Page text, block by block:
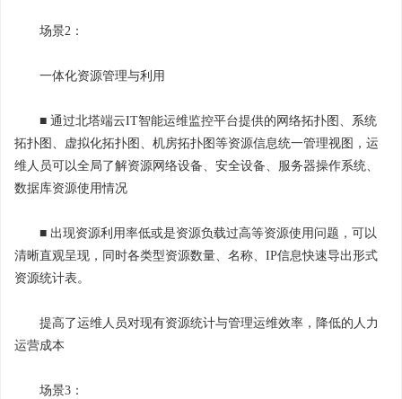
场景2：
一体化资源管理与利用
■ 通过北塔端云IT智能运维监控平台提供的网络拓扑图、系统
拓扑图、虚拟化拓扑图、机房拓扑图等资源信息统一管理视图，运
维人员可以全局了解资源网络设备、安全设备、服务器操作系统、
数据库资源使用情况
■ 出现资源利用率低或是资源负载过高等资源使用问题，可以
清晰直观呈现，同时各类型资源数量、名称、IP信息快速导出形式
资源统计表。
提高了运维人员对现有资源统计与管理运维效率，降低的人力
运营成本
场景3：